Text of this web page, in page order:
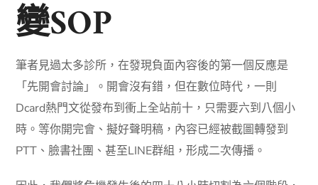
變SOP
筆者見過太多診所，在發現負面內容後的第一個反應是
「先開會討論」。開會沒有錯，但在數位時代，一則
Dcard熱門文從發布到衝上全站前十，只需要六到八個小
時。等你開完會、擬好聲明稿，內容已經被截圖轉發到
PTT、臉書社團、甚至LINE群組，形成二次傳播。